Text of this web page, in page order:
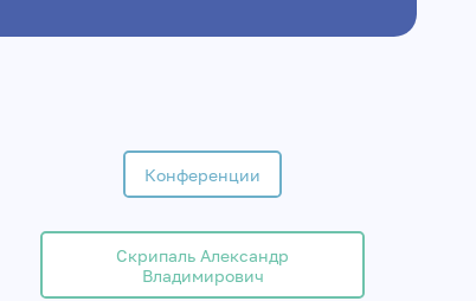
Конференции
Скрипаль Александр
Владимирович